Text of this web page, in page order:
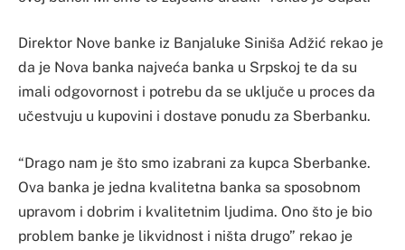
Direktor Nove banke iz Banjaluke Siniša Adžić rekao je
da je Nova banka najveća banka u Srpskoj te da su
imali odgovornost i potrebu da se uključe u proces da
učestvuju u kupovini i dostave ponudu za Sberbanku.
“Drago nam je što smo izabrani za kupca Sberbanke.
Ova banka je jedna kvalitetna banka sa sposobnom
upravom i dobrim i kvalitetnim ljudima. Ono što je bio
problem banke je likvidnost i ništa drugo” rekao je